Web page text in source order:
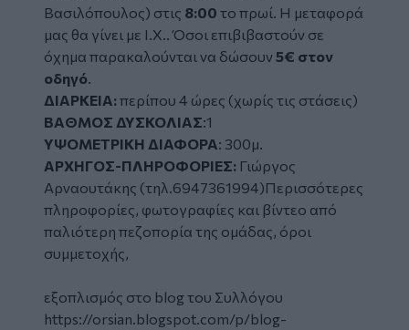
Βασιλόπουλος) στις 8:00 το πρωί. Η μεταφορά
μας θα γίνει με Ι.Χ.. Όσοι επιβιβαστούν σε
όχημα παρακαλούνται να δώσουν 5€ στον
οδηγό.
ΔΙΑΡΚΕΙΑ:περίπου 4 ώρες (χωρίς τις στάσεις)
ΒΑΘΜΟΣ ΔΥΣΚΟΛΙΑΣ:1
ΥΨΟΜΕΤΡΙΚΗ ΔΙΑΦΟΡΑ: 300μ.
ΑΡΧΗΓΟΣ-ΠΛΗΡΟΦΟΡΙΕΣ: Γιώργος
Αρναουτάκης (τηλ.6947361994)Περισσότερες
πληροφορίες, φωτογραφίες και βίντεο από
παλιότερη πεζοπορία της ομάδας, όροι
συμμετοχής,
εξοπλισμός στο blog του Συλλόγου
https://orsian.blogspot.com/p/blog-